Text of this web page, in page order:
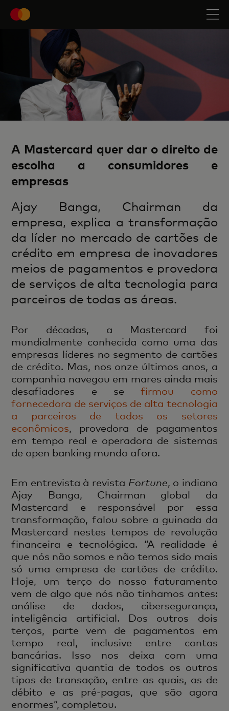
A Mastercard quer dar o direito de
escolha a consumidores e
empresas
Ajay Banga, Chairman da
empresa, explica a transformação
da líder no mercado de cartões de
crédito em empresa de inovadores
meios de pagamentos e provedora
de serviços de alta tecnologia para
parceiros de todas as áreas.
Por décadas, a Mastercard foi
mundialmente conhecida como uma das
empresas líderes no segmento de cartões
de crédito. Mas, nos onze últimos anos, a
companhia navegou em mares ainda mais
desafiadores e sefirmou como
fornecedora de serviços de alta tecnologia
a parceiros de todos os setores
econômicos, provedora de pagamentos
em tempo real e operadora de sistemas
de open banking mundo afora.
Em entrevista à revista Fortune, o indiano
Ajay Banga, Chairman global da
Mastercard e responsável por essa
transformação, falou sobre a guinada da
Mastercard nestes tempos de revolução
financeira e tecnológica. “A realidade é
que nós não somos e não temos sido mais
só uma empresa de cartões de crédito.
Hoje, um terço do nosso faturamento
vem de algo que nós não tínhamos antes:
análise de dados, cibersegurança,
inteligência artificial. Dos outros dois
terços, parte vem de pagamentos em
tempo real, inclusive entre contas
bancárias. Isso nos deixa com uma
significativa quantia de todos os outros
tipos de transação, entre as quais, as de
débito e as pré-pagas, que são agora
enormes”, completou.